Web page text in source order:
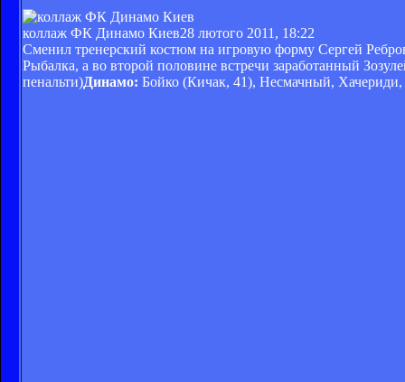
коллаж ФК Динамо Киев28 лютого 2011, 18:22
Сменил тренерский костюм на игровую форму Сергей
Рыбалка, а во второй половине встречи заработанный
пенальти)Динамо: Бойко (Кичак, 41), Несмачный,